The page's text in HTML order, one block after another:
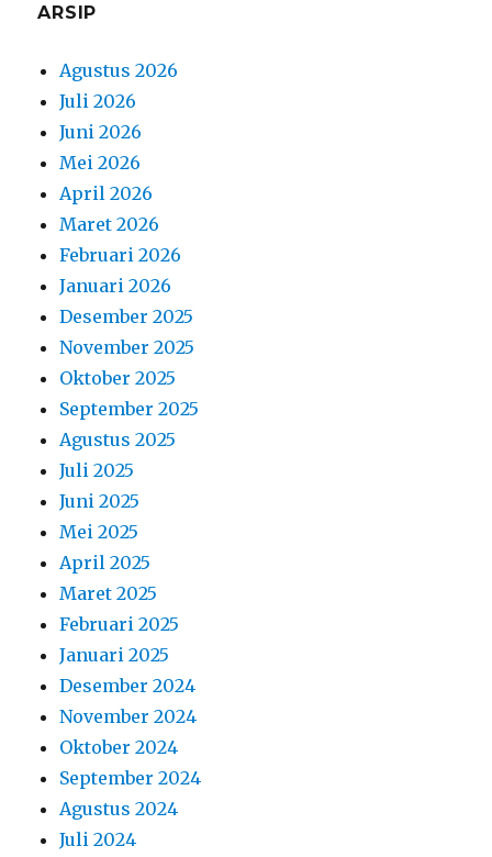
ARSIP
Agustus 2026
Juli 2026
Juni 2026
Mei 2026
April 2026
Maret 2026
Februari 2026
Januari 2026
Desember 2025
November 2025
Oktober 2025
September 2025
Agustus 2025
Juli 2025
Juni 2025
Mei 2025
April 2025
Maret 2025
Februari 2025
Januari 2025
Desember 2024
November 2024
Oktober 2024
September 2024
Agustus 2024
Juli 2024